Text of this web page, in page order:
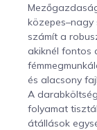
közepes–nagy
számít a
akiknél fontos
és alacsony
A
folyamat
átállások